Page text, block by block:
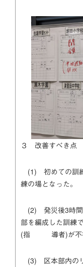
３ 改善すべき点
(1) 初めての訓
練の場となった。
(2) 発災後3時間
部を編成した訓練
(指 導者)が不在
(3) 区本部内の